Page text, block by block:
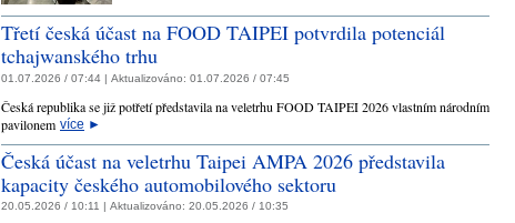
Třetí česká účast na FOOD TAIPEI potvrdila potenciál
tchajwanského trhu
01.07.2026 / 07:44 | Aktualizováno: 01.07.2026 / 07:45
Česká republika se již potřetí představila na veletrhu FOOD TAIPEI 2026 vlastním národním
pavilonem více ►
Česká účast na veletrhu Taipei AMPA 2026 představila
kapacity českého automobilového sektoru
20.05.2026 / 10:11 | Aktualizováno: 20.05.2026 / 10:35